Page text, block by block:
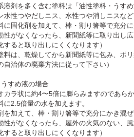
溶剤を多く含む塗料は「油性塗料・うす
水性つやだしニス、水性つや消しニスなど
固化剤を加えて、棒・割り箸等で充分に
がなくなったら、新聞紙等に取り出し広
すると取り出しにくくなります）
は、乾燥してから新聞紙等に包み、ポ
自治体の廃棄方法に従って下さい）
すめ液の場合
カラ状に約4〜5倍に膨らみますのであら
2.5倍量の水を加えます。
加えて、棒・割り箸等で充分にかき混ぜ
がなくなったら、屋外の火気のない、
すると取り出しにくくなります）